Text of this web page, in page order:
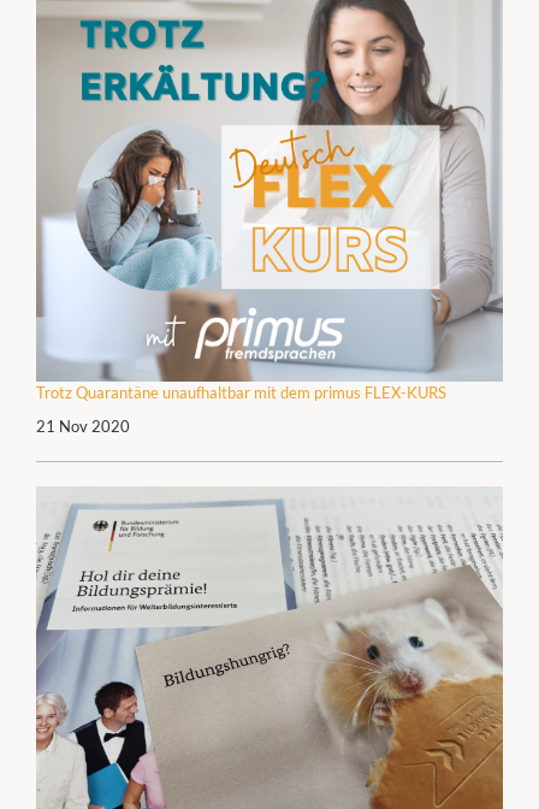
Trotz Quarantäne unaufhaltbar mit dem primus FLEX-KURS
21 Nov 2020